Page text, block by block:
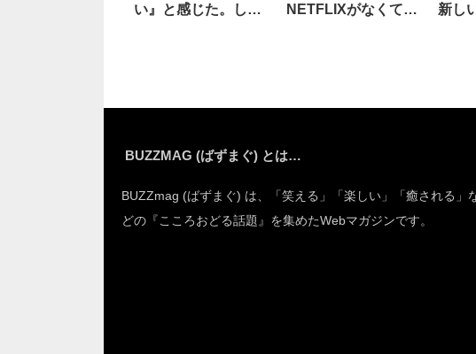
い』と感じた。しか
NETFLIXがなくて」
新し
BUZZMAG (ばずまぐ) とは…
BUZZmag (ばずまぐ) は、「笑える」「楽しい」「癒される」
どの『こころおどる話題』を集めたWebマガジンです。